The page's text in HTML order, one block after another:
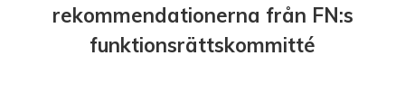
rekommendationerna från FN:s
funktionsrättskommitté